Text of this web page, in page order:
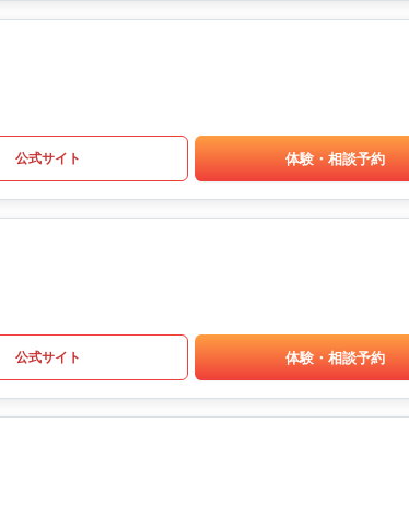
公式サイト 体験・相談予約
公式サイト 体験・相談予約